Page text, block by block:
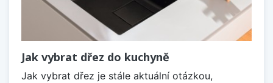
Jak vybrat dřez do kuchyně
Jak vybrat dřez je stále aktuální otázkou,